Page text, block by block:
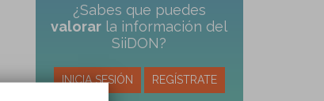
¿Sabes que puedes
valorar la información del
SiiDON?
INICIA SESIÓN REGÍSTRATE